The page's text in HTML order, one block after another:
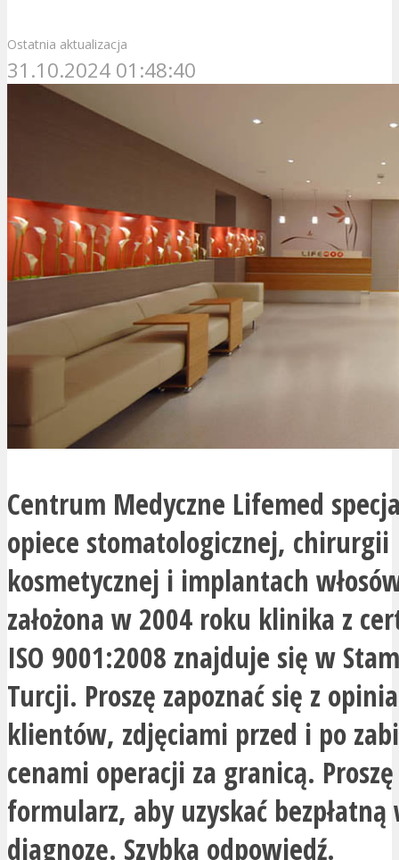
Ostatnia aktualizacja
31.10.2024 01:48:40
Centrum Medyczne Lifemed
opiece stomatologicznej, chirurgii
kosmetycznej i implantach
założona w 2004 roku klinika z
ISO 9001:2008 znajduje się w
Turcji. Proszę zapoznać się z
klientów, zdjęciami przed i po
cenami operacji za granicą.
formularz, aby uzyskać
diagnozę. Szybka odpowiedź.